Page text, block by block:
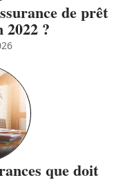
de prêt
?
que doit